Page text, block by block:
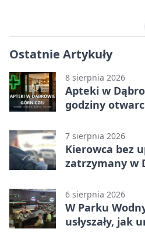
Ostatnie Artykuły
8 sierpnia 2026
Apteki w
godziny
7 sierpnia 2026
Kierowca bez
zatrzymany w
6 sierpnia 2026
W Parku
usłyszały, jak